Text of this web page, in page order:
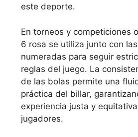
este deporte.
En torneos y competiciones
6 rosa se utiliza junto con
numeradas para seguir
reglas del juego. La
de las bolas permite una
práctica del billar,
experiencia justa y
jugadores.